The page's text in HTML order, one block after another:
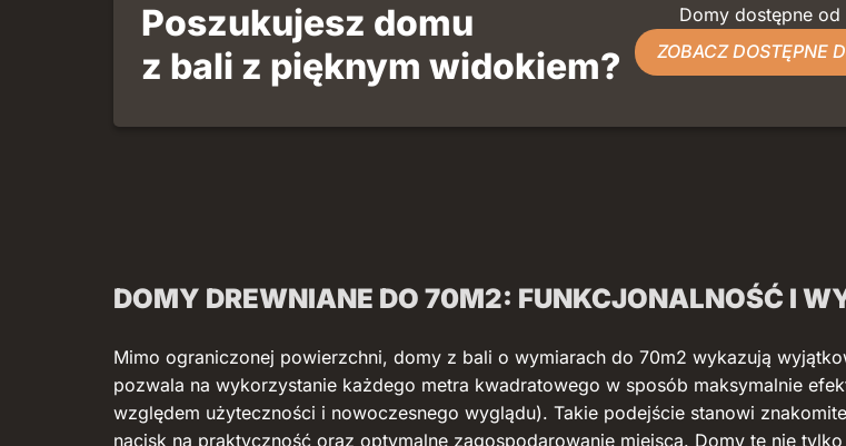
Poszukujesz domu
z bali z pięknym widokiem?
Domy dostępne od
ZOBACZ DOSTĘPNE
DOMY DREWNIANE DO 70M2: FUNKCJONALNOŚĆ I
Mimo ograniczonej powierzchni, domy z bali o wymiarach do 70m2 wykazują
pozwala na wykorzystanie każdego metra kwadratowego w sposób maksymalnie
względem użyteczności i nowoczesnego wyglądu). Takie podejście stanowi
nacisk na praktyczność oraz optymalne zagospodarowanie miejsca. Domy te nie